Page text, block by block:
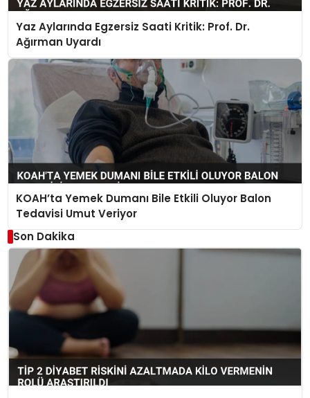
Yaz Aylarında Egzersiz Saati Kritik: Prof. Dr.
Ağırman Uyardı
KOAH’ta Yemek Dumanı Bile Etkili Oluyor Balon
Tedavisi Umut Veriyor
Son Dakika